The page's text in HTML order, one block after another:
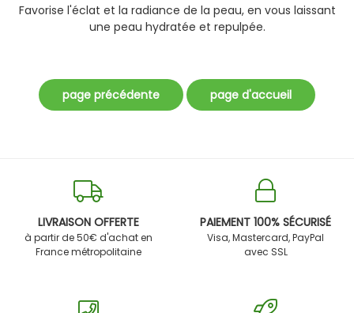
Favorise l'éclat et la radiance de la peau, en vous laissant
une peau hydratée et repulpée.
LIVRAISON OFFERTE
à partir de 50€ d'achat en
France métropolitaine
PAIEMENT 100% SÉCURISÉ
Visa, Mastercard, PayPal
avec SSL